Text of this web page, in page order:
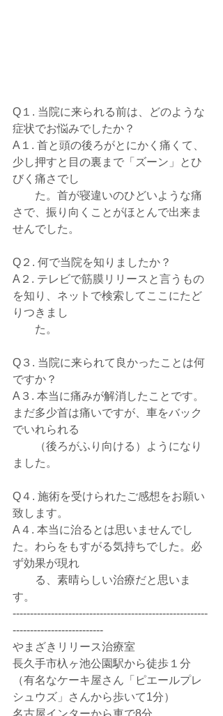
Q１. 当院に来られる前は、どのような
症状でお悩みでしたか？
A１. 首と頭の後ろがとにかく痛くて、
少し押すと目の裏まで「ズーン」とひ
びく痛さでし
た。首が寝違いのひどいような痛
さで、振り向くことがほとんで出来ま
せんでした。
Q２. 何で当院を知りましたか？
A２. テレビで筋膜リリースと言うもの
を知り、ネットで検索してここにたど
りつきまし
た。
Q３. 当院に来られて良かったことは何
ですか？
A３. 本当に痛みが解消したことです。
まだ多少首は痛いですが、車をバック
でいれられる
（後ろがふり向ける）ようになり
ました。
Q４. 施術を受けられたご感想をお願い
致します。
A４. 本当に治るとは思いませんでし
た。わらをもすがる気持ちでした。必
ず効果が現れ
る、素晴らしい治療だと思いま
す。
--------------------------------------------------------
--------------------------
やまざきリリース治療室
長久手市杁ヶ池公園駅から徒歩１分
（有名なケーキ屋さん「ピエールプレ
シュウズ」さんから歩いて1分）